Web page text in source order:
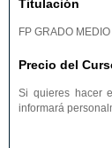
Titulación
FP GRADO MEDIO
Precio del
Si quieres hacer
informará